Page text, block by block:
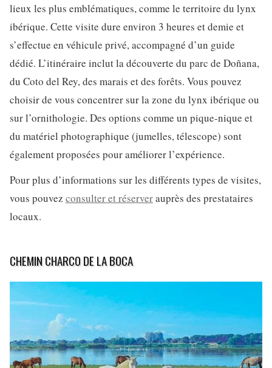
lieux les plus emblématiques, comme le territoire du lynx
ibérique. Cette visite dure environ 3 heures et demie et
s’effectue en véhicule privé, accompagné d’un guide
dédié. L’itinéraire inclut la découverte du parc de Doñana,
du Coto del Rey, des marais et des forêts. Vous pouvez
choisir de vous concentrer sur la zone du lynx ibérique ou
sur l’ornithologie. Des options comme un pique-nique et
du matériel photographique (jumelles, télescope) sont
également proposées pour améliorer l’expérience.
Pour plus d’informations sur les différents types de visites,
vous pouvez consulter et réserverauprès des prestataires
locaux.
CHEMIN CHARCO DE LA BOCA